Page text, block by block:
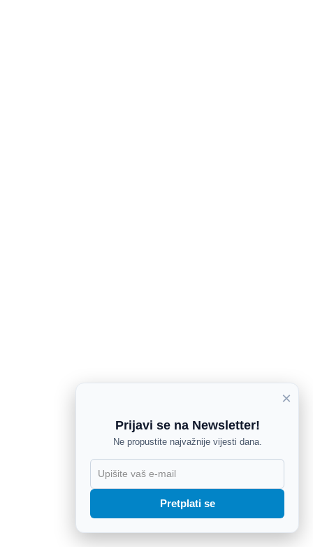
×
Prijavi se na Newsletter!
Ne propustite najvažnije vijesti dana.
Pretplati se